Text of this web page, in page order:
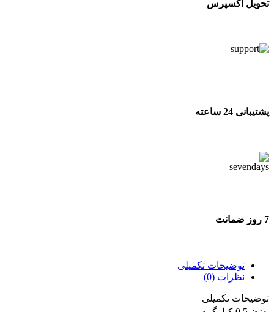
تحویل اکسپرس
پشتیبانی 24 ساعته
7 روز ضمانت
توضیحات تکمیلی
نظرات (0)
توضیحات تکمیلی